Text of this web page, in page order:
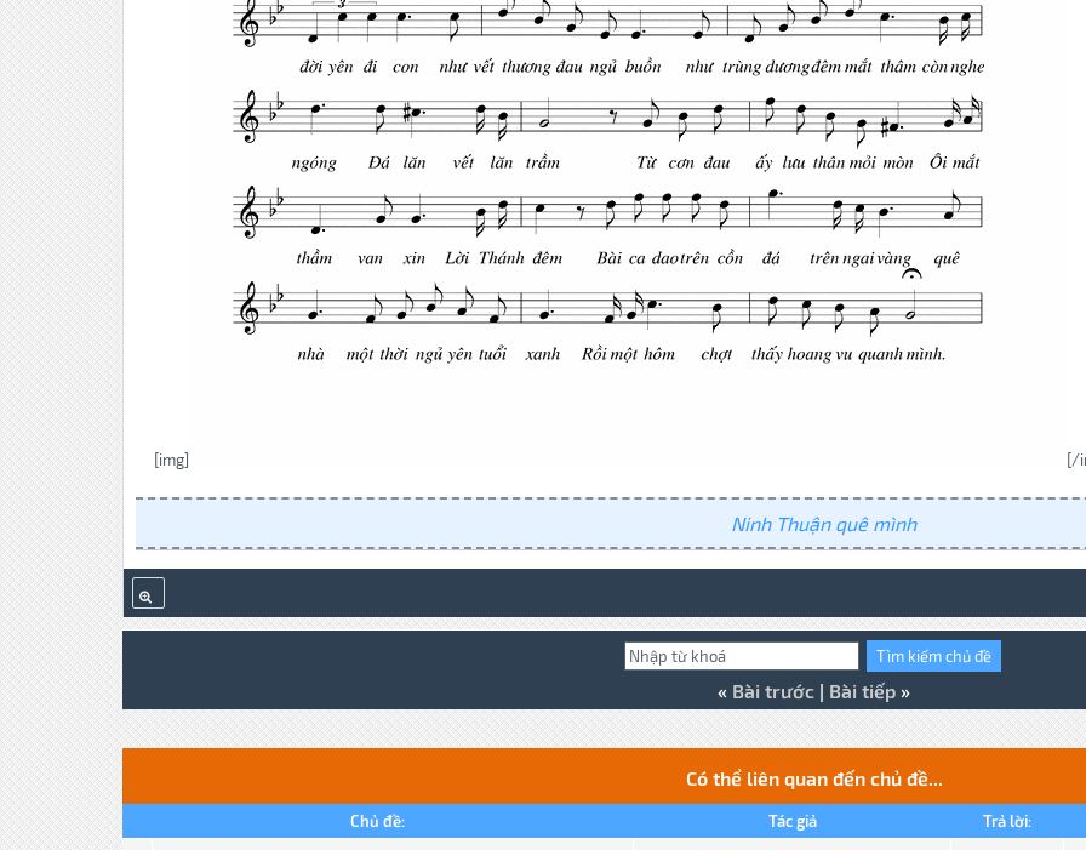
[img] [/
Ninh Thuận quê mình
« Bài trước | Bài tiếp »
Có thể liên quan đến chủ đề...
Chủ đề: Tác giả Trả lời: